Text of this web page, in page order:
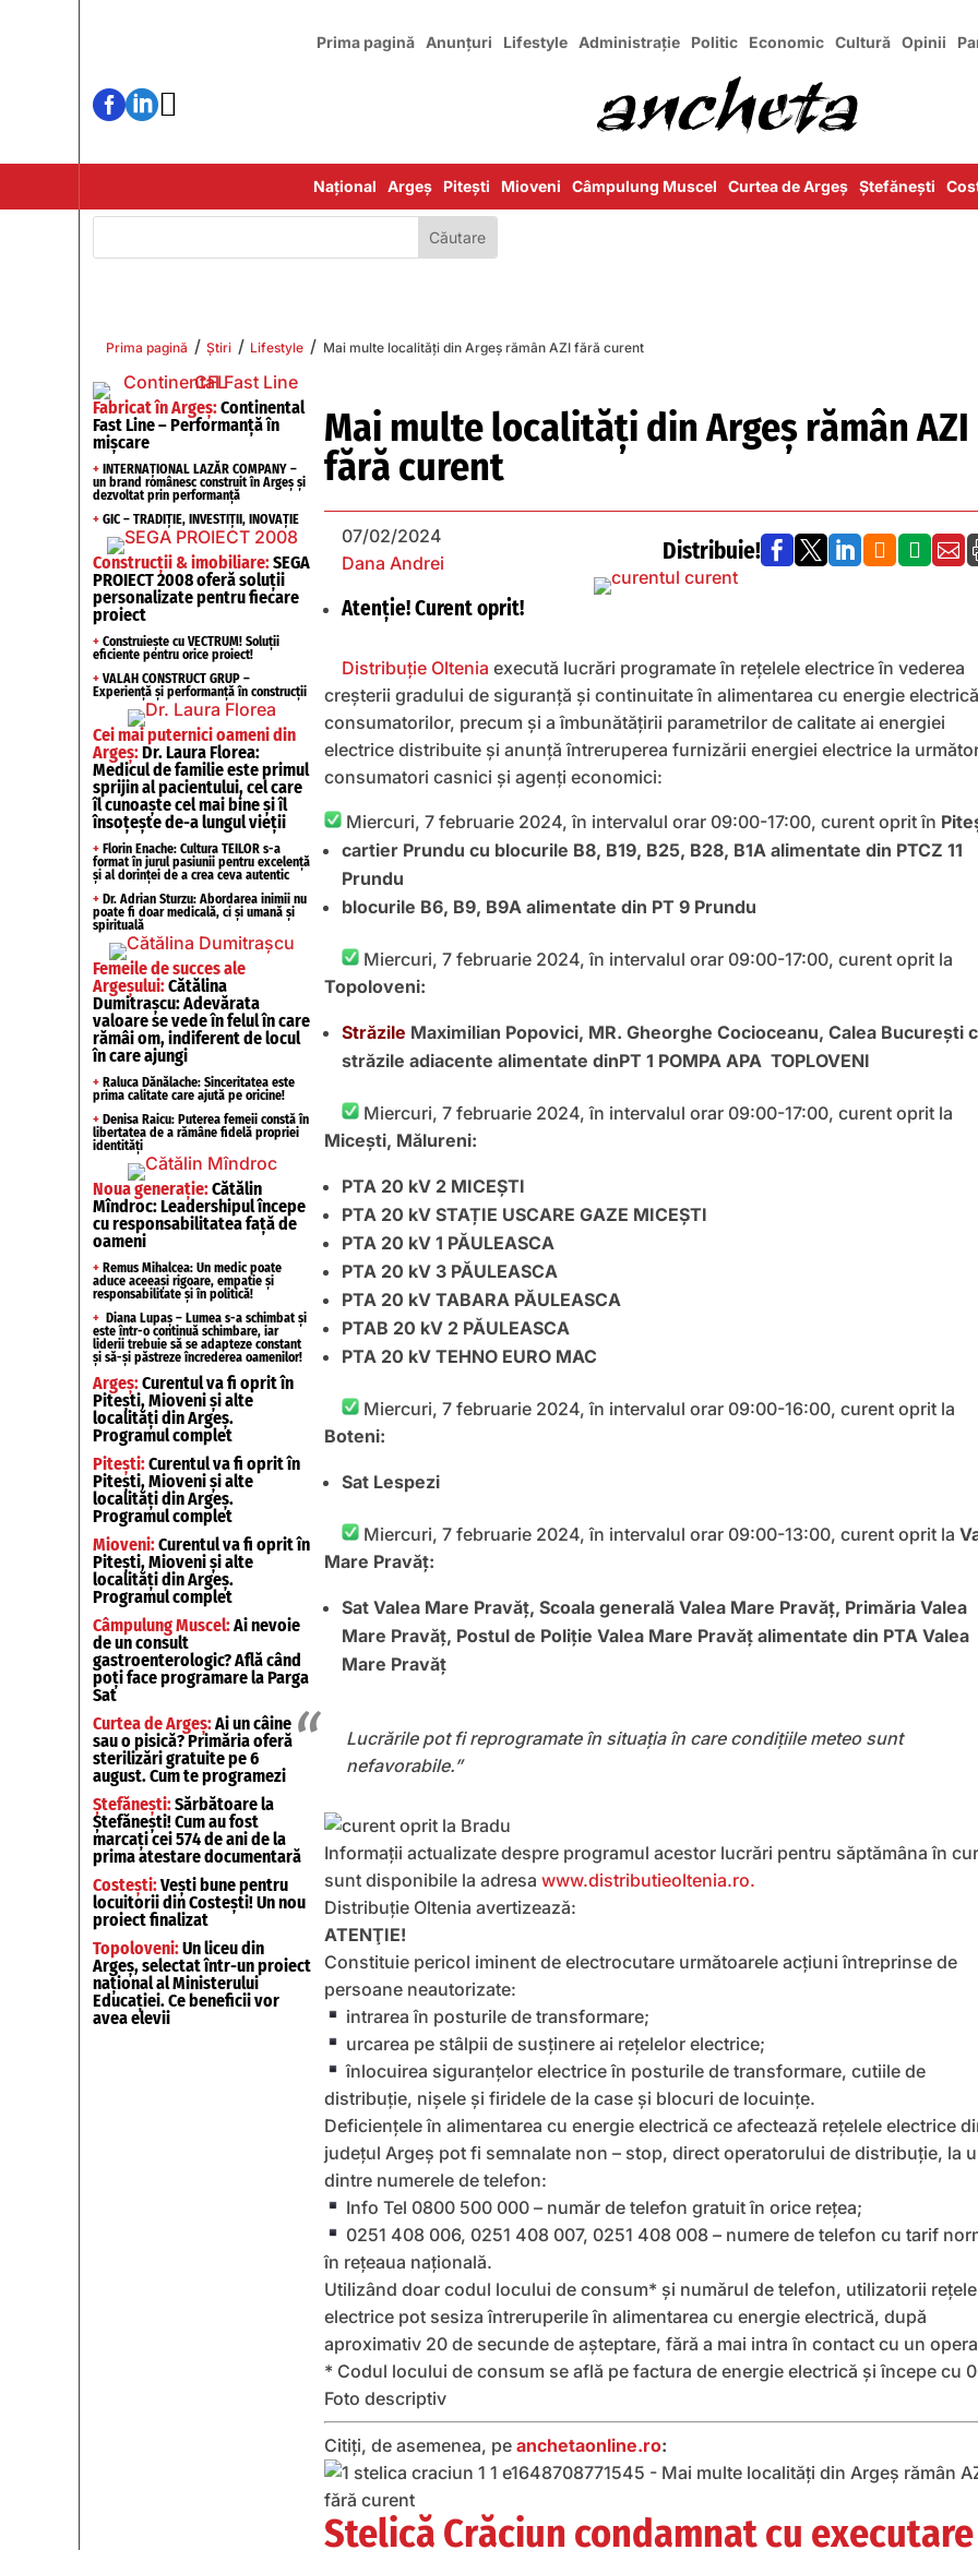
Prima pagină Anunțuri Lifestyle Administrație Politic Economic Cultură Opinii

Național Argeș Pitești Mioveni Câmpulung Muscel Curtea de Argeș Ștefănești
Prima pagină / Știri / Lifestyle / Mai multe localități din Argeș rămân AZI fără curent
Fabricat în Argeș:Continental
Fast Line – Performanță în
mișcare
+ INTERNAȚIONAL LAZĂR COMPANY –
un brand românesc construit în Argeș și
dezvoltat prin performanță
+ GIC – TRADIȚIE, INVESTIȚII, INOVAȚIE
Construcții & imobiliare:SEGA
PROIECT 2008 oferă soluții
personalizate pentru fiecare
proiect
+ Construiește cu VECTRUM! Soluții
eficiente pentru orice proiect!
+ VALAH CONSTRUCT GRUP –
Experiență și performanță în construcții
Cei mai puternici oameni din
Argeș:Dr. Laura Florea:
Medicul de familie este primul
sprijin al pacientului, cel care
îl cunoaște cel mai bine și îl
însoțește de-a lungul vieții
+ Florin Enache: Cultura TEILOR s-a
format în jurul pasiunii pentru excelență
și al dorinței de a crea ceva autentic
+ Dr. Adrian Sturzu: Abordarea inimii nu
poate fi doar medicală, ci și umană și
spirituală
Femeile de succes ale
Argeșului:Cătălina
Dumitrașcu: Adevărata
valoare se vede în felul în care
rămâi om, indiferent de locul
în care ajungi
+ Raluca Dănălache: Sinceritatea este
prima calitate care ajută pe oricine!
+ Denisa Raicu: Puterea femeii constă în
libertatea de a rămâne fidelă propriei
identități
Noua generație:Cătălin
Mîndroc: Leadershipul începe
cu responsabilitatea față de
oameni
+ Remus Mihalcea: Un medic poate
aduce aceeași rigoare, empatie și
responsabilitate și în politică!
+ Diana Lupaș – Lumea s-a schimbat și
este într-o continuă schimbare, iar
liderii trebuie să se adapteze constant
și să-și păstreze încrederea oamenilor!
Argeș:Curentul va fi oprit în
Pitești, Mioveni și alte
localități din Argeș.
Programul complet
Pitești:Curentul va fi oprit în
Pitești, Mioveni și alte
localități din Argeș.
Programul complet
Mioveni:Curentul va fi oprit în
Pitești, Mioveni și alte
localități din Argeș.
Programul complet
Câmpulung Muscel:Ai nevoie
de un consult
gastroenterologic? Află când
poți face programare la Parga
Sat
Curtea de Argeș:Ai un câine
sau o pisică? Primăria oferă
sterilizări gratuite pe 6
august. Cum te programezi
Ștefănești:Sărbătoare la
Ștefănești! Cum au fost
marcați cei 574 de ani de la
prima atestare documentară
Costești:Vești bune pentru
locuitorii din Costești! Un nou
proiect finalizat
Topoloveni:Un liceu din
Argeș, selectat într-un proiect
național al Ministerului
Educației. Ce beneficii vor
avea elevii
Mai multe localități din Argeș rămân AZI
fără curent
07/02/2024
Dana Andrei
Distribuie!      
Atenție! Curent oprit!
Distribuție Oltenia execută lucrări programate în rețelele electrice în vederea
creșterii gradului de siguranță și continuitate în alimentarea cu energie
consumatorilor, precum și a îmbunătățirii parametrilor de calitate ai energiei
electrice distribuite și anunță întreruperea furnizării energiei electrice la
consumatori casnici și agenți economici:
Miercuri, 7 februarie 2024, în intervalul orar 09:00-17:00, curent oprit în
cartier Prundu cu blocurile B8, B19, B25, B28, B1A alimentate din PTCZ 11
Prundu
blocurile B6, B9, B9A alimentate din PT 9 Prundu
Miercuri, 7 februarie 2024, în intervalul orar 09:00-17:00, curent oprit la
Topoloveni:
Străzile Maximilian Popovici, MR. Gheorghe Cocioceanu, Calea București
străzile adiacente alimentate dinPT 1 POMPA APA TOPLOVENI
Miercuri, 7 februarie 2024, în intervalul orar 09:00-17:00, curent oprit la
Micești, Mălureni:
PTA 20 kV 2 MICEȘTI
PTA 20 kV STAȚIE USCARE GAZE MICEȘTI
PTA 20 kV 1 PĂULEASCA
PTA 20 kV 3 PĂULEASCA
PTA 20 kV TABARA PĂULEASCA
PTAB 20 kV 2 PĂULEASCA
PTA 20 kV TEHNO EURO MAC
Miercuri, 7 februarie 2024, în intervalul orar 09:00-16:00, curent oprit la
Boteni:
Sat Lespezi
Miercuri, 7 februarie 2024, în intervalul orar 09:00-13:00, curent oprit la
Mare Pravăţ:
Sat Valea Mare Pravăţ, Scoala generală Valea Mare Pravăţ, Primăria Valea
Mare Pravăţ, Postul de Poliţie Valea Mare Pravăţ alimentate din PTA Valea
Mare Pravăţ
Lucrările pot fi reprogramate în situația în care condițiile meteo sunt
nefavorabile.”
Informaţii actualizate despre programul acestor lucrări pentru săptămâna în
sunt disponibile la adresa www.distributieoltenia.ro.
Distribuţie Oltenia avertizează:
ATENŢIE!
Constituie pericol iminent de electrocutare următoarele acţiuni întreprinse de
persoane neautorizate:
intrarea în posturile de transformare;
urcarea pe stâlpii de susţinere ai reţelelor electrice;
înlocuirea siguranţelor electrice în posturile de transformare, cutiile de
distribuţie, nişele şi firidele de la case şi blocuri de locuinţe.
Deficiențele în alimentarea cu energie electrică ce afectează rețelele electrice
județul Argeș pot fi semnalate non – stop, direct operatorului de distribuție, la
dintre numerele de telefon:
Info Tel 0800 500 000 – număr de telefon gratuit în orice rețea;
0251 408 006, 0251 408 007, 0251 408 008 – numere de telefon cu tarif
în rețeaua națională.
Utilizând doar codul locului de consum* și numărul de telefon, utilizatorii
electrice pot sesiza întreruperile în alimentarea cu energie electrică, după
aproximativ 20 de secunde de așteptare, fără a mai intra în contact cu un
* Codul locului de consum se află pe factura de energie electrică şi începe cu
Foto descriptiv
Citiți, de asemenea, pe anchetaonline.ro:
Stelică Crăciun condamnat cu executare